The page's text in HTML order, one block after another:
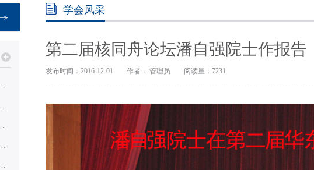
外“核+X”创意大赛拟获奖作品名单的公示
事调整申请的通知
射专业第二十届年会的通知（第一轮）
年度会员会费收取公示
学会专家库首批专家推选结果的公示
学会风采
第二届核同舟论坛潘自强院士作报告
发布时间：2016-12-01 作者： 管理员 阅读量：7231